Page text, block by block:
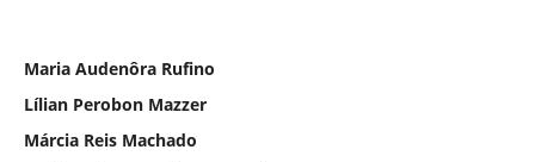
Maria Audenôra Rufino
Lílian Perobon Mazzer
Márcia Reis Machado